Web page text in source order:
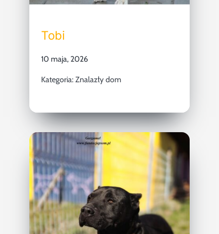
Tobi
10 maja, 2026
Kategoria: Znalazły dom